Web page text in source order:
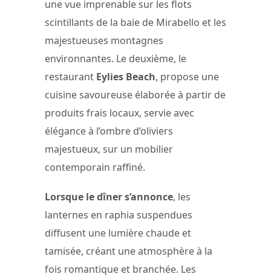
une vue imprenable sur les flots
scintillants de la baie de Mirabello et les
majestueuses montagnes
environnantes. Le deuxième, le
restaurant Eylies Beach, propose une
cuisine savoureuse élaborée à partir de
produits frais locaux, servie avec
élégance à l’ombre d’oliviers
majestueux, sur un mobilier
contemporain raffiné.
Lorsque le dîner s’annonce, les
lanternes en raphia suspendues
diffusent une lumière chaude et
tamisée, créant une atmosphère à la
fois romantique et branchée. Les